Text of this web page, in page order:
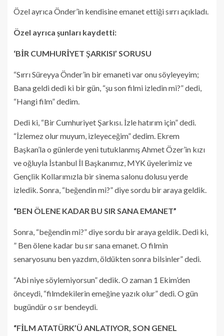
Özel ayrıca Önder’in kendisine emanet ettiği sırrı açıkladı.
Özel ayrıca şunları kaydetti:
‘BİR CUMHURİYET ŞARKISI’ SORUSU
“Sırrı Süreyya Önder’in bir emaneti var onu söyleyeyim;
Bana geldi dedi ki bir gün, “şu son filmi izledin mi?” dedi,
“Hangi film” dedim.
Dedi ki, “Bir Cumhuriyet Şarkısı. İzle hatırım için” dedi.
“İzlemez olur muyum, izleyeceğim” dedim. Ekrem
Başkan’la o günlerde yeni tutuklanmış Ahmet Özer’in kızı
ve oğluyla İstanbul İl Başkanımız, MYK üyelerimiz ve
Gençlik Kollarımızla bir sinema salonu dolusu yerde
izledik. Sonra, “beğendin mi?” diye sordu bir araya geldik.
“BEN ÖLENE KADAR BU SIR SANA EMANET”
Sonra, “beğendin mi?” diye sordu bir araya geldik. Dedi ki,
” Ben ölene kadar bu sır sana emanet. O filmin
senaryosunu ben yazdım, öldükten sonra bilsinler” dedi.
“Abi niye söylemiyorsun” dedik. O zaman 1 Ekim’den
önceydi, “filmdekilerin emeğine yazık olur” dedi. O gün
bugündür o sır bendeydi.
“FİLM ATATÜRK’Ü ANLATIYOR, SON GENEL